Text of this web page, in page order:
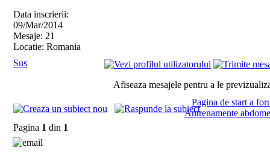
Data inscrierii:
09/Mar/2014
Mesaje: 21
Locatie: Romania
Sus
Afiseaza mesajele pentru a le
Pagina de start a
Antrenamente
Pagina 1 din 1